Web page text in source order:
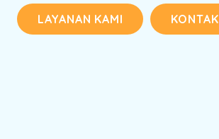
LAYANAN KAMI KONTAK